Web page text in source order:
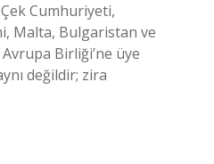
Cumhuriyeti,
Malta, Bulgaristan ve
Birliği’ne üye
değildir; zira